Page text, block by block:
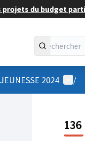
du budget
2024 /